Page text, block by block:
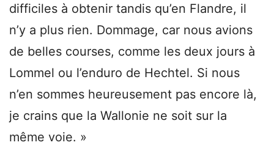
difficiles à obtenir tandis qu’en Flandre, il
n’y a plus rien. Dommage, car nous avions
de belles courses, comme les deux jours à
Lommel ou l’enduro de Hechtel. Si nous
n’en sommes heureusement pas encore là,
je crains que la Wallonie ne soit sur la
même voie. »